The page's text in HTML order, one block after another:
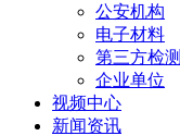
公安机构
电子材料
第三方检测
企业单位
视频中心
新闻资讯